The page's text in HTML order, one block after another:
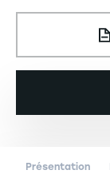
Présentation